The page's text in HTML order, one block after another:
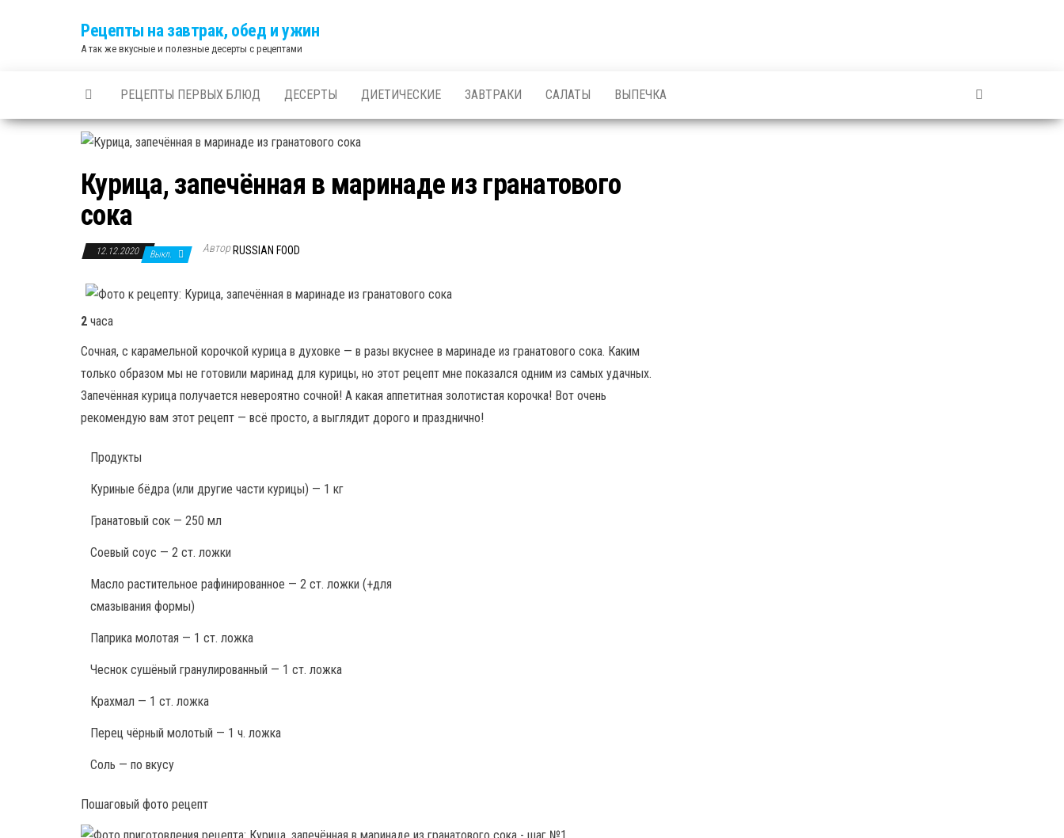
Рецепты на завтрак, обед и ужин
А так же вкусные и полезные десерты с рецептами
РЕЦЕПТЫ ПЕРВЫХ БЛЮД ДЕСЕРТЫ ДИЕТИЧЕСКИЕ ЗАВТРАКИ САЛАТЫ ВЫПЕЧКА
Курица, запечённая в маринаде из гранатового
сока
12.12.2020 Выкл. Автор RUSSIAN FOOD
2 часа
Сочная, с карамельной корочкой курица в духовке — в разы вкуснее в маринаде из гранатового сока. Каким
только образом мы не готовили маринад для курицы, но этот рецепт мне показался одним из самых удачных.
Запечённая курица получается невероятно сочной! А какая аппетитная золотистая корочка! Вот очень
рекомендую вам этот рецепт — всё просто, а выглядит дорого и празднично!
Продукты
Куриные бёдра (или другие части курицы) — 1 кг
Гранатовый сок — 250 мл
Соевый соус — 2 ст. ложки
Масло растительное рафинированное — 2 ст. ложки (+для
смазывания формы)
Паприка молотая — 1 ст. ложка
Чеснок сушёный гранулированный — 1 ст. ложка
Крахмал — 1 ст. ложка
Перец чёрный молотый — 1 ч. ложка
Соль — по вкусу
Пошаговый фото рецепт